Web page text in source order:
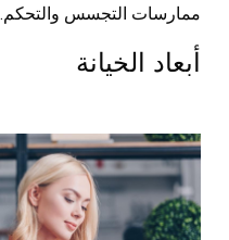
ممارسات التجسس والتحكم.
أبعاد الخيانة